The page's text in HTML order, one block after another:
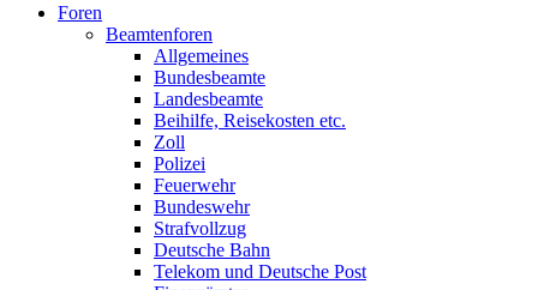
Foren
Beamtenforen
Allgemeines
Bundesbeamte
Landesbeamte
Beihilfe, Reisekosten etc.
Zoll
Polizei
Feuerwehr
Bundeswehr
Strafvollzug
Deutsche Bahn
Telekom und Deutsche Post